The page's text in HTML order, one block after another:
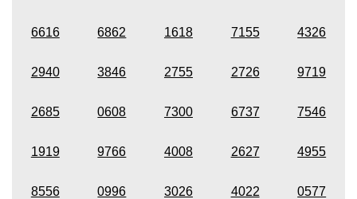
6616 6862 1618 7155 4326
2940 3846 2755 2726 9719
2685 0608 7300 6737 7546
1919 9766 4008 2627 4955
8556 0996 3026 4022 0577